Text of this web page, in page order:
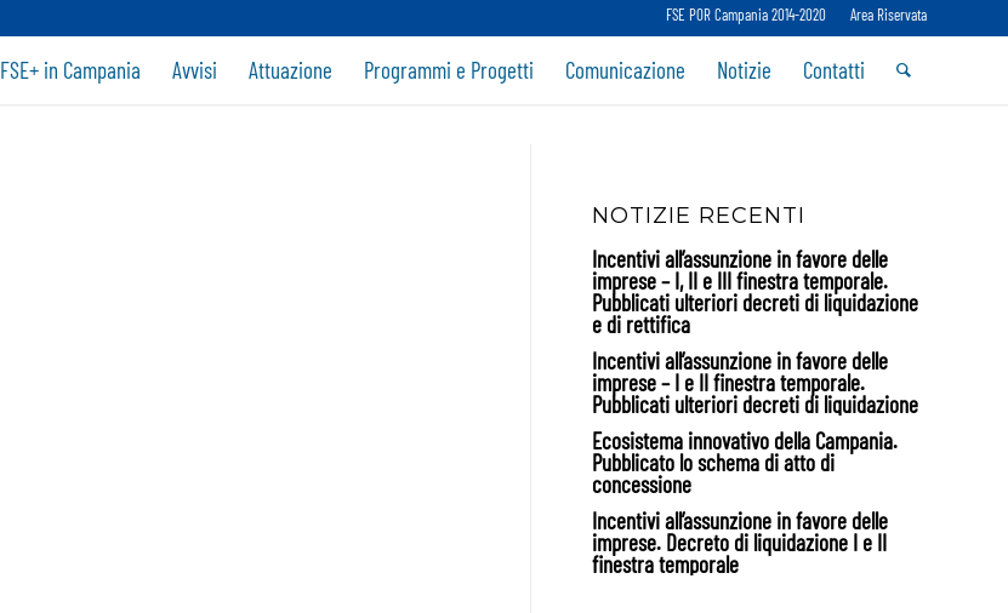
FSE POR Campania 2014-2020 Area Riservata
FSE+ in Campania Avvisi Attuazione Programmi e Progetti Comunicazione Notizie Contatti
NOTIZIE RECENTI
Incentivi all’assunzione in favore delle
imprese – I, II e III finestra temporale.
Pubblicati ulteriori decreti di liquidazione
e di rettifica
Incentivi all’assunzione in favore delle
imprese – I e II finestra temporale.
Pubblicati ulteriori decreti di liquidazione
Ecosistema innovativo della Campania.
Pubblicato lo schema di atto di
concessione
Incentivi all’assunzione in favore delle
imprese. Decreto di liquidazione I e II
finestra temporale